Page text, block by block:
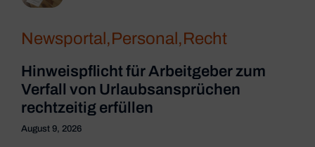
Newsportal ,Personal ,Recht
Hinweispflicht für Arbeitgeber zum
Verfall von Urlaubsansprüchen
rechtzeitig erfüllen
August 9, 2026